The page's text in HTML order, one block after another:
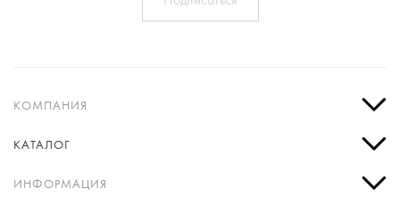
КОМПАНИЯ
КАТАЛОГ
ИНФОРМАЦИЯ